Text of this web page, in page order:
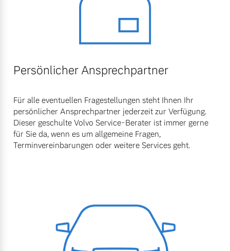
Persönlicher Ansprechpartner
Für alle eventuellen Fragestellungen steht Ihnen Ihr
persönlicher Ansprechpartner jederzeit zur Verfügung.
Dieser geschulte Volvo Service-Berater ist immer gerne
für Sie da, wenn es um allgemeine Fragen,
Terminvereinbarungen oder weitere Services geht.